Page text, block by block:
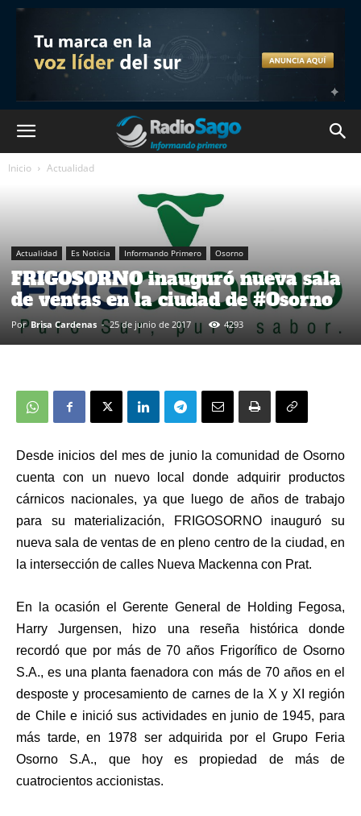
Inicio Actualidad
Actualidad Es Noticia Informando Primero Osorno
FRIGOSORNO inauguró nueva sala
de ventas en la ciudad de #Osorno
Por Brisa Cardenas - 25 de junio de 2017 4293
Desde inicios del mes de junio la comunidad de Osorno
cuenta con un nuevo local donde adquirir productos
cárnicos nacionales, ya que luego de años de trabajo
para su materialización, FRIGOSORNO inauguró su
nueva sala de ventas de en pleno centro de la ciudad, en
la intersección de calles Nueva Mackenna con Prat.
En la ocasión el Gerente General de Holding Fegosa,
Harry Jurgensen, hizo una reseña histórica donde
recordó que por más de 70 años Frigorífico de Osorno
S.A., es una planta faenadora con más de 70 años en el
desposte y procesamiento de carnes de la X y XI región
de Chile e inició sus actividades en junio de 1945, para
más tarde, en 1978 ser adquirida por el Grupo Feria
Osorno S.A., que hoy es propiedad de más de
cuatrocientos accionistas.